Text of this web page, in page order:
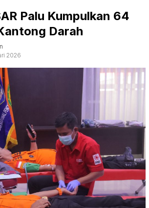
Palu Kumpulkan 64
Darah
2026